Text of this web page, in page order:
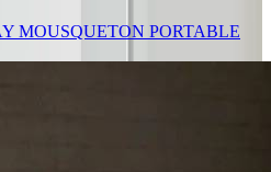
MOUSQUETON PORTABLE